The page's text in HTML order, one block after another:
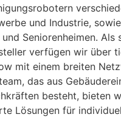
und Industrie,
und Seniorenheimen. Als
verfügen wir über
mit einem breiten
das aus
besteht, bieten
Lösungen für